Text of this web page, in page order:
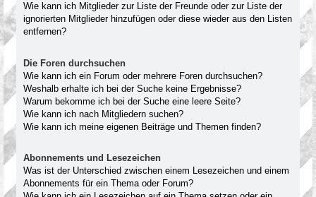
Wie kann ich Mitglieder zur Liste der Freunde oder zur Liste der
ignorierten Mitglieder hinzufügen oder diese wieder aus den Listen
entfernen?
Die Foren durchsuchen
Wie kann ich ein Forum oder mehrere Foren durchsuchen?
Weshalb erhalte ich bei der Suche keine Ergebnisse?
Warum bekomme ich bei der Suche eine leere Seite?
Wie kann ich nach Mitgliedern suchen?
Wie kann ich meine eigenen Beiträge und Themen finden?
Abonnements und Lesezeichen
Was ist der Unterschied zwischen einem Lesezeichen und einem
Abonnements für ein Thema oder Forum?